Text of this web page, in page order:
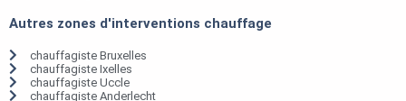
Autres zones d'interventions chauffage
chauffagiste Bruxelles
chauffagiste Ixelles
chauffagiste Uccle
chauffagiste Anderlecht